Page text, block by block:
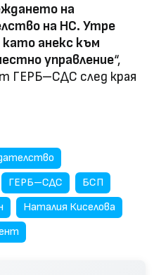
на
на НС. Утре
анекс към
управление“,
ГЕРБ–СДС след края
ГЕРБ–СДС
БСП
Наталия Киселова